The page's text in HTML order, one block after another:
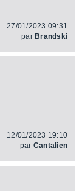
27/01/2023 09:31
par Brandski
12/01/2023 19:10
par Cantalien